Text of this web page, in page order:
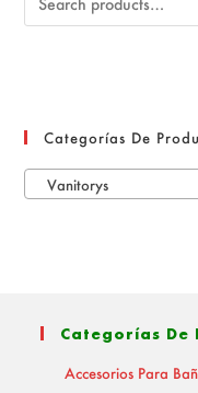
Categorías De
Vanitorys
Categorías De
Accesorios Para